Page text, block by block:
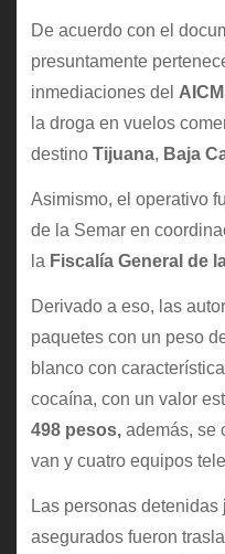
De acuerdo con el
presuntamente
inmediaciones del AICM
la droga en vuelos
destino Tijuana, Baja
Asimismo, el operativo
de la Semar en
la Fiscalía General de
Derivado a eso, las
paquetes con un peso
blanco con
cocaína, con un valor
498 pesos,además, se
van y cuatro equipos
Las personas
asegurados fueron